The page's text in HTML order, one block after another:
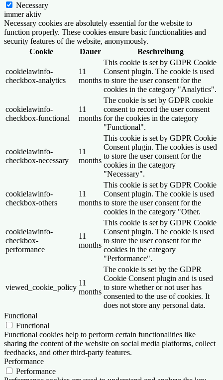
Necessary
immer aktiv
Necessary cookies are absolutely essential for the website to
function properly. These cookies ensure basic functionalities and
security features of the website, anonymously.
Cookie
Dauer Beschreibung
cookielawinfo-
checkbox-analytics
11
months
This cookie is set by GDPR Cookie
Consent plugin. The cookie is used
to store the user consent for the
cookies in the category "Analytics".
cookielawinfo-
checkbox-functional
11
months
The cookie is set by GDPR cookie
consent to record the user consent
for the cookies in the category
"Functional".
cookielawinfo-
checkbox-necessary
11
months
This cookie is set by GDPR Cookie
Consent plugin. The cookies is used
to store the user consent for the
cookies in the category
"Necessary".
cookielawinfo-
checkbox-others
11
months
This cookie is set by GDPR Cookie
Consent plugin. The cookie is used
to store the user consent for the
cookies in the category "Other.
cookielawinfo-
checkbox-
performance
11
months
This cookie is set by GDPR Cookie
Consent plugin. The cookie is used
to store the user consent for the
cookies in the category
"Performance".
viewed_cookie_policy
11
months
The cookie is set by the GDPR
Cookie Consent plugin and is used
to store whether or not user has
consented to the use of cookies. It
does not store any personal data.
Functional
Functional
Functional cookies help to perform certain functionalities like
sharing the content of the website on social media platforms, collect
feedbacks, and other third-party features.
Performance
Performance